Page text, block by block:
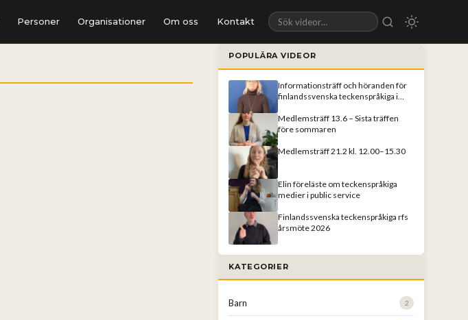
Personer Organisationer Om oss Kontakt
Sök videor
POPULÄRA VIDEOR
Informationsträff och höranden för
finlandssvenska teckenspråkiga i
Medlemsträff 13.6 – Sista träffen
före sommaren
Medlemsträff 21.2 kl. 12.00–15.30
Elin föreläste om teckenspråkiga
medier i public service
Finlandssvenska teckenspråkiga rfs
årsmöte 2026
KATEGORIER
Barn 2